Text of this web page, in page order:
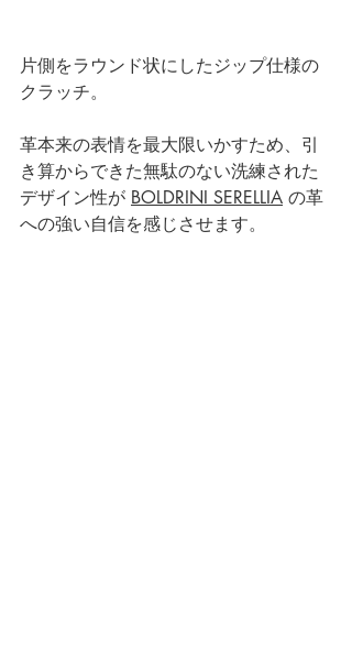
片側をラウンド状にしたジップ仕様の
クラッチ。
革本来の表情を最大限いかすため、引
き算からできた無駄のない洗練された
デザイン性が BOLDRINI SERELLIA の革
への強い自信を感じさせます。